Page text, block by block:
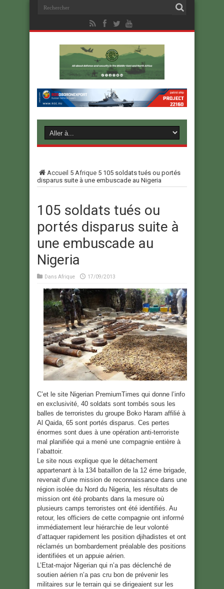
Accueil 5 Afrique 5 105 soldats tués ou portés
disparus suite à une embuscade au Nigeria
105 soldats tués ou
portés disparus suite à
une embuscade au
Nigeria
Dans Afrique 17/09/2013
C’et le site Nigerian PremiumTimes qui donne l’info
en exclusivité, 40 soldats sont tombés sous les
balles de terroristes du groupe Boko Haram affilié à
Al Qaida, 65 sont portés disparus. Ces pertes
énormes sont dues à une opération anti-terroriste
mal planifiée qui a mené une compagnie entière à
l’abattoir.
Le site nous explique que le détachement
appartenant à la 134 bataillon de la 12 éme brigade,
revenait d’une mission de reconnaissance dans une
région isolée du Nord du Nigeria, les résultats de
mission ont été probants dans la mesure où
plusieurs camps terroristes ont été identifiés. Au
retour, les officiers de cette compagnie ont informé
immédiatement leur hiérarchie de leur volonté
d’attaquer rapidement les position djihadistes et ont
réclamés un bombardement préalable des positions
identifiées et un appuie aérien.
L’Etat-major Nigerian qui n’a pas déclenché de
soutien aérien n’a pas cru bon de prévenir les
militaires sur le terrain qui se dirigeaient sur les